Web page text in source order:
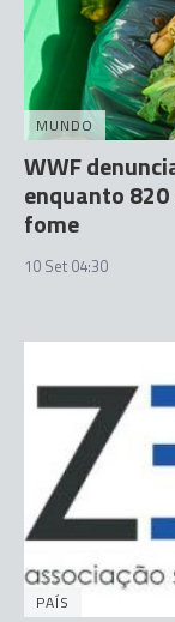
MUNDO
WWF
enquanto 820
fome
10 Set 04:30
PAÍS